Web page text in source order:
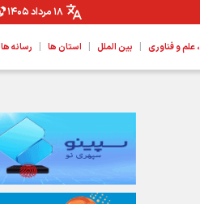
۱۸ مرداد ۱۴۰۵
و فناوری | بین الملل | استان ها | رسانه ها